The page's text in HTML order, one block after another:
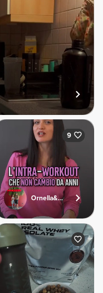
9
Ornella&Andrea